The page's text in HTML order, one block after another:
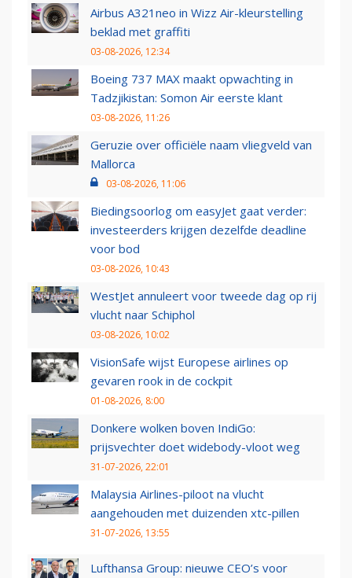
Airbus A321neo in Wizz Air-kleurstelling
beklad met graffiti
03-08-2026, 12:34
Boeing 737 MAX maakt opwachting in
Tadzjikistan: Somon Air eerste klant
03-08-2026, 11:26
Geruzie over officiële naam vliegveld van
Mallorca
03-08-2026, 11:06
Biedingsoorlog om easyJet gaat verder:
investeerders krijgen dezelfde deadline
voor bod
03-08-2026, 10:43
WestJet annuleert voor tweede dag op rij
vlucht naar Schiphol
03-08-2026, 10:02
VisionSafe wijst Europese airlines op
gevaren rook in de cockpit
01-08-2026, 8:00
Donkere wolken boven IndiGo:
prijsvechter doet widebody-vloot weg
31-07-2026, 22:01
Malaysia Airlines-piloot na vlucht
aangehouden met duizenden xtc-pillen
31-07-2026, 13:55
Lufthansa Group: nieuwe CEO’s voor